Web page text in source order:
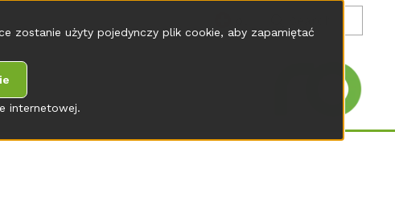
internetowej.
zostanie użyty pojedynczy plik cookie, aby zapamiętać